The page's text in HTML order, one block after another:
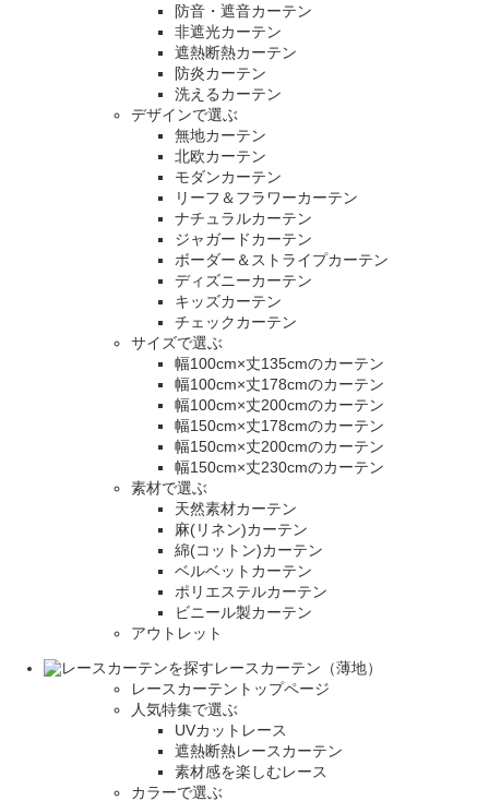
防音・遮音カーテン
非遮光カーテン
遮熱断熱カーテン
防炎カーテン
洗えるカーテン
デザインで選ぶ
無地カーテン
北欧カーテン
モダンカーテン
リーフ＆フラワーカーテン
ナチュラルカーテン
ジャガードカーテン
ボーダー＆ストライプカーテン
ディズニーカーテン
キッズカーテン
チェックカーテン
サイズで選ぶ
幅100cm×丈135cmのカーテン
幅100cm×丈178cmのカーテン
幅100cm×丈200cmのカーテン
幅150cm×丈178cmのカーテン
幅150cm×丈200cmのカーテン
幅150cm×丈230cmのカーテン
素材で選ぶ
天然素材カーテン
麻(リネン)カーテン
綿(コットン)カーテン
ベルベットカーテン
ポリエステルカーテン
ビニール製カーテン
アウトレット
レースカーテン（薄地）
レースカーテントップページ
人気特集で選ぶ
UVカットレース
遮熱断熱レースカーテン
素材感を楽しむレース
カラーで選ぶ